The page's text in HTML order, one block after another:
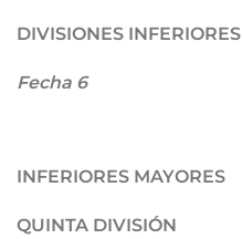
DIVISIONES INFERIORES
Fecha 6
INFERIORES MAYORES
QUINTA DIVISIÓN